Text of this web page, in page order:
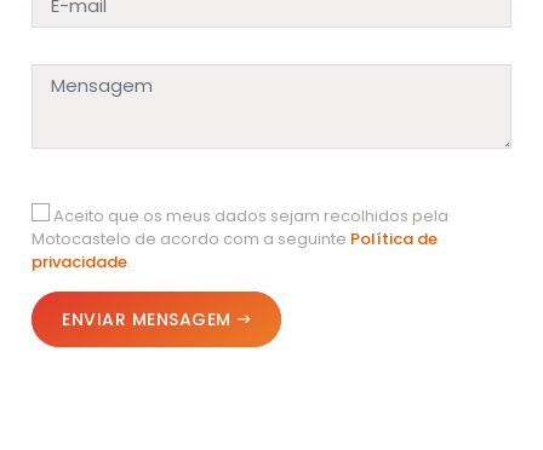
Aceito que os meus dados sejam recolhidos pela
Motocastelo de acordo com a seguinte Política de
privacidade.
ENVIAR MENSAGEM